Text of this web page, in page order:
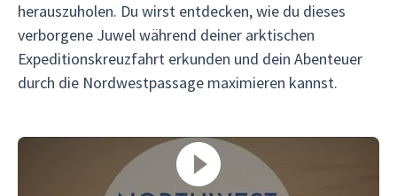
herauszuholen. Du wirst entdecken, wie du dieses
verborgene Juwel während deiner arktischen
Expeditionskreuzfahrt erkunden und dein Abenteuer
durch die Nordwestpassage maximieren kannst.